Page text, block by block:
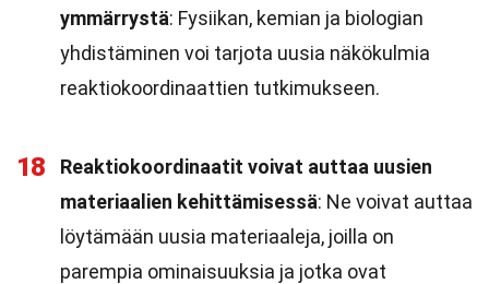
ymmärrystä: Fysiikan, kemian ja biologian
yhdistäminen voi tarjota uusia näkökulmia
reaktiokoordinaattien tutkimukseen.
18
Reaktiokoordinaatit voivat auttaa uusien
materiaalien kehittämisessä: Ne voivat auttaa
löytämään uusia materiaaleja, joilla on
parempia ominaisuuksia ja jotka ovat